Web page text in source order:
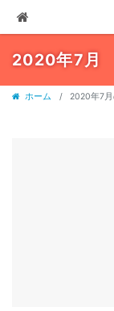
2020年7月
ホーム 2020年7